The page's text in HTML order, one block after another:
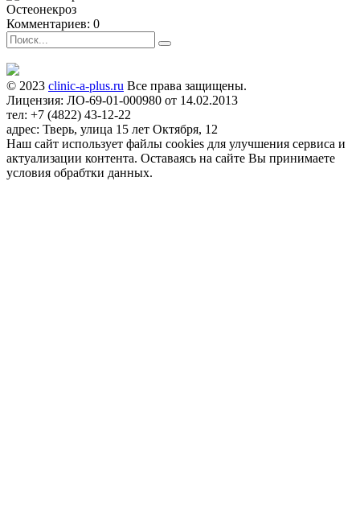
Остеонекроз
Комментариев: 0
© 2023 clinic-a-plus.ru Все права защищены.
Лицензия: ЛО-69-01-000980 от 14.02.2013
тел: +7 (4822) 43-12-22
адрес: Тверь, улица 15 лет Октября, 12
Наш сайт использует файлы cookies для улучшения сервиса и
актуализации контента. Оставаясь на сайте Вы принимаете
условия обрабтки данных.